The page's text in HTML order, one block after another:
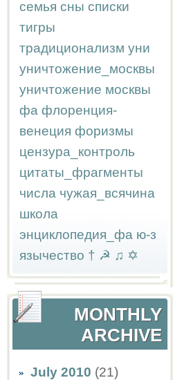
семья сны списки
тигры
традиционализм уни
уничтожение_москвы
уничтожение москвы
фа флоренция-
венеция форизмы
цензура_контроль
цитаты_фрагменты
числа чужая_всячина
школа
энциклопедия_фа ю-з
язычество † ☭ ♫ ✡
MONTHLY
ARCHIVE
July 2010 (21)